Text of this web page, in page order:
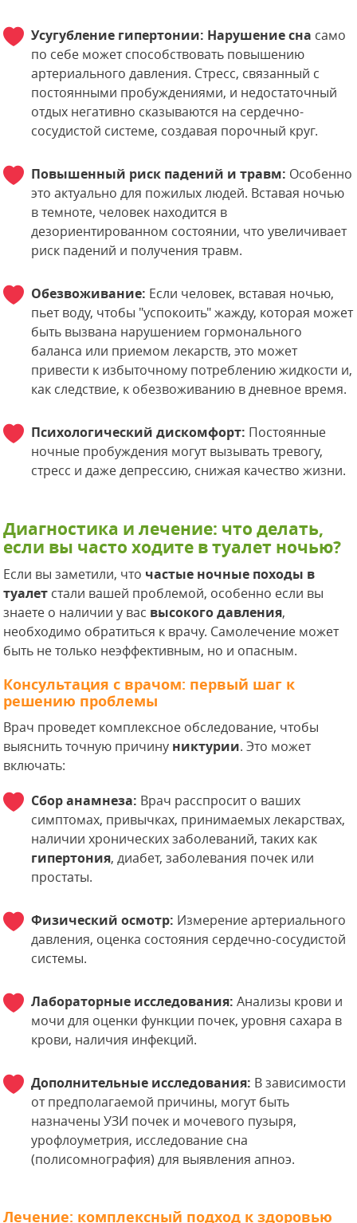
Усугубление гипертонии: Нарушение сна само
по себе может способствовать повышению
артериального давления. Стресс, связанный с
постоянными пробуждениями, и недостаточный
отдых негативно сказываются на сердечно-
сосудистой системе, создавая порочный круг.
Повышенный риск падений и травм: Особенно
это актуально для пожилых людей. Вставая ночью
в темноте, человек находится в
дезориентированном состоянии, что увеличивает
риск падений и получения травм.
Обезвоживание: Если человек, вставая ночью,
пьет воду, чтобы "успокоить" жажду, которая может
быть вызвана нарушением гормонального
баланса или приемом лекарств, это может
привести к избыточному потреблению жидкости и,
как следствие, к обезвоживанию в дневное время.
Психологический дискомфорт: Постоянные
ночные пробуждения могут вызывать тревогу,
стресс и даже депрессию, снижая качество жизни.
Диагностика и лечение: что делать,
если вы часто ходите в туалет ночью?
Если вы заметили, что частые ночные походы в
туалет стали вашей проблемой, особенно если вы
знаете о наличии у вас высокого давления,
необходимо обратиться к врачу. Самолечение может
быть не только неэффективным, но и опасным.
Консультация с врачом: первый шаг к
решению проблемы
Врач проведет комплексное обследование, чтобы
выяснить точную причину никтурии. Это может
включать:
Сбор анамнеза: Врач расспросит о ваших
симптомах, привычках, принимаемых лекарствах,
наличии хронических заболеваний, таких как
гипертония, диабет, заболевания почек или
простаты.
Физический осмотр: Измерение артериального
давления, оценка состояния сердечно-сосудистой
системы.
Лабораторные исследования: Анализы крови и
мочи для оценки функции почек, уровня сахара в
крови, наличия инфекций.
Дополнительные исследования: В зависимости
от предполагаемой причины, могут быть
назначены УЗИ почек и мочевого пузыря,
урофлоуметрия, исследование сна
(полисомнография) для выявления апноэ.
Лечение: комплексный подход к здоровью